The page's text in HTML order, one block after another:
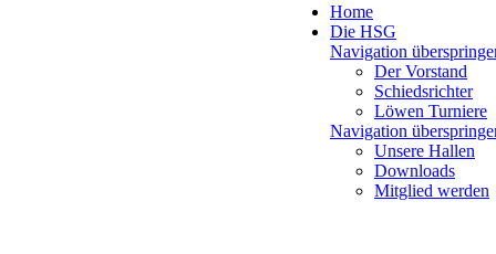
Home
Die HSG
Navigation
Der Vorstand
Schiedsrichter
Löwen Turniere
Navigation
Unsere Hallen
Downloads
Mitglied werden